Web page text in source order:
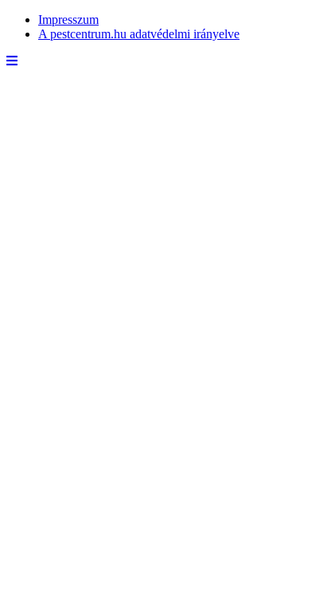
Impresszum
A pestcentrum.hu adatvédelmi irányelve